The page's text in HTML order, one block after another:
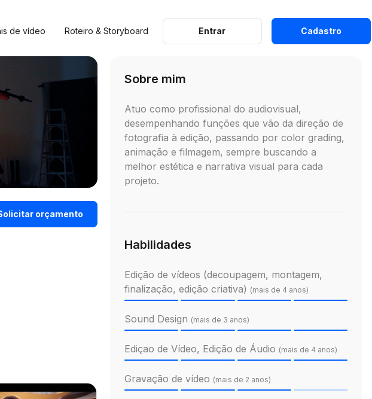
de vídeo Roteiro & Storyboard Entrar Cadastro
orçamento
Sobre mim
Atuo como profissional do audiovisual,
desempenhando funções que vão da direção de
fotografia à edição, passando por color grading,
animação e filmagem, sempre buscando a
melhor estética e narrativa visual para cada
projeto.
Habilidades
Edição de vídeos (decoupagem, montagem,
finalização, edição criativa) (mais de 4 anos)
Sound Design (mais de 3 anos)
Ediçao de Vídeo, Edição de Áudio (mais de 4 anos)
Gravação de vídeo (mais de 2 anos)